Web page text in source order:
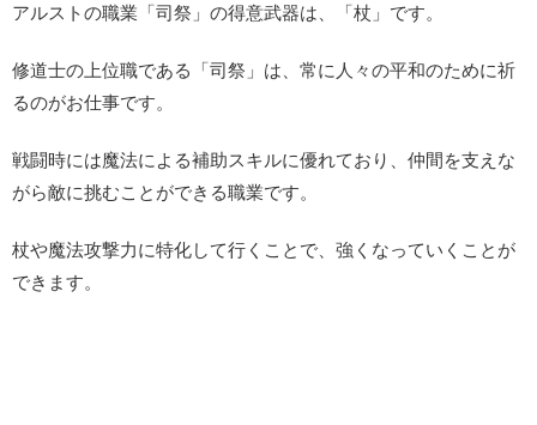
アルストの職業「司祭」の得意武器は、「杖」です。
修道士の上位職である「司祭」は、常に人々の平和のために祈
るのがお仕事です。
戦闘時には魔法による補助スキルに優れており、仲間を支えな
がら敵に挑むことができる職業です。
杖や魔法攻撃力に特化して行くことで、強くなっていくことが
できます。